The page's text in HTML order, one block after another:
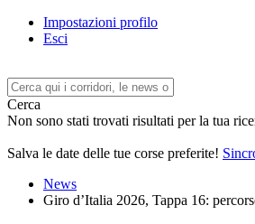
Impostazioni profilo
Esci
Cerca
Non sono stati trovati risultati per la tua
Salva le date delle tue corse preferite!
News
Giro d’Italia 2026, Tappa 16: